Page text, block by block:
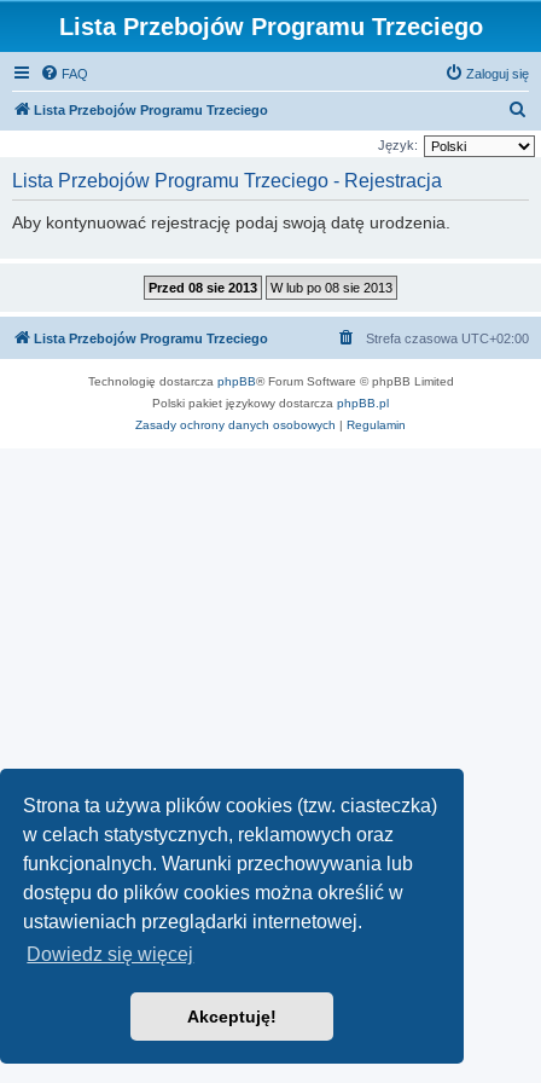
Strona ta używa plików cookies (tzw. ciasteczka)
w celach statystycznych, reklamowych oraz
funkcjonalnych. Warunki przechowywania lub
dostępu do plików cookies można określić w
ustawieniach przeglądarki internetowej.
Dowiedz się więcej
Akceptuję!
Lista Przebojów Programu Trzeciego
FAQ Zaloguj się
Lista Przebojów Programu Trzeciego
z
Język:
Lista Przebojów Programu Trzeciego - Rejestracja
Aby kontynuować rejestrację podaj swoją datę urodzenia.
Lista Przebojów Programu Trzeciego Strefa czasowa UTC+02:00
Technologię dostarcza phpBB® Forum Software © phpBB Limited
Polski pakiet językowy dostarcza phpBB.pl
Zasady ochrony danych osobowych
Regulamin